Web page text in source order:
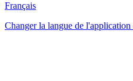
Français
Changer la langue de